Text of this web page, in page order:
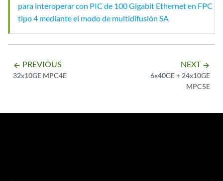
para interoperar con PIC de 100 Gigabit Ethernet en FPC
tipo 4 mediante el modo de multidifusión SA
arrow_backward PREVIOUS
32x10GE MPC4E
NEXT arrow_forward
6x40GE + 24x10GE
MPC5E